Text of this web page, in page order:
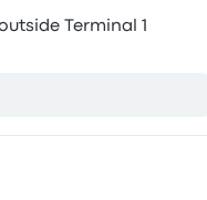
Terminal 1